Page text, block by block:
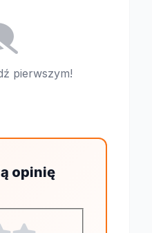
pierwszym!
opinię